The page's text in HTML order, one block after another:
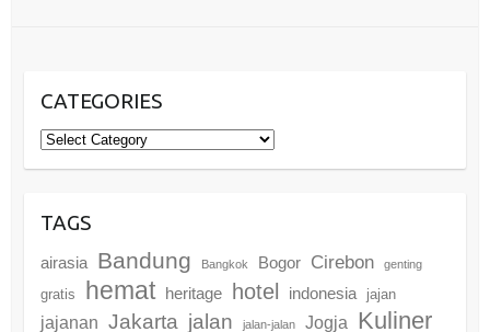
CATEGORIES
Categories
TAGS
airasia Bandung Bangkok Bogor Cirebon genting
gratis hemat heritage hotel indonesia jajan
jajanan Jakarta jalan jalan-jalan Jogja Kuliner